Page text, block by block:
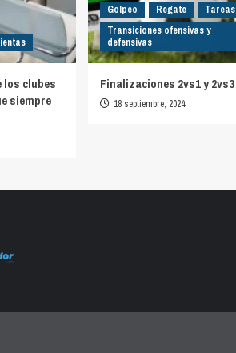
los clubes
siempre
Golpeo
Regate
Tareas
Transiciones ofensivas y
defensivas
Finalizaciones 2vs1 y 2vs3
18 septiembre, 2024